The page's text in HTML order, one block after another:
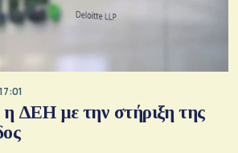
ΔΕΗ με την στήριξη της